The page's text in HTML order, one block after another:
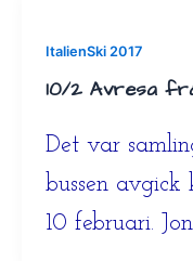
ItalienSki 2017
10/2 Avresa
Det var
bussen
10 februari.